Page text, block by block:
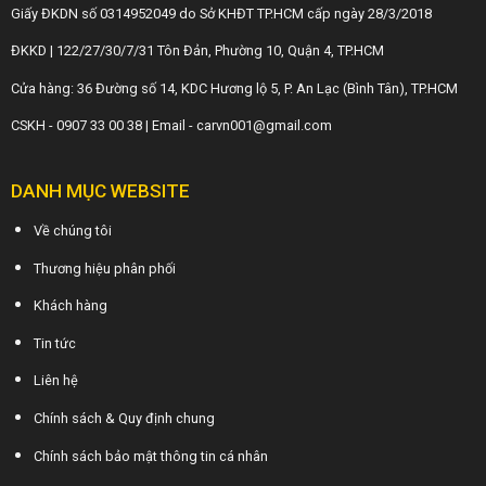
Giấy ĐKDN số 0314952049 do Sở KHĐT TP.HCM cấp ngày 28/3/2018
ĐKKD | 122/27/30/7/31 Tôn Đản, Phường 10, Quận 4, TP.HCM
Cửa hàng: 36 Đường số 14, KDC Hương lộ 5, P. An Lạc (Bình Tân), TP.HCM
CSKH - 0907 33 00 38 | Email - carvn001@gmail.com
DANH MỤC WEBSITE
Về chúng tôi
Thương hiệu phân phối
Khách hàng
Tin tức
Liên hệ
Chính sách & Quy định chung
Chính sách bảo mật thông tin cá nhân